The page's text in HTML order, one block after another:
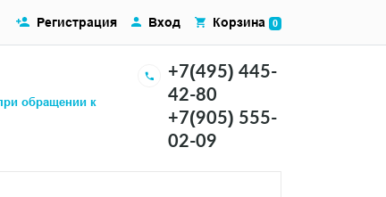
обращении к
+7(495) 445-
42-80
+7(905) 555-
02-09
Регистрация Вход Корзина 0